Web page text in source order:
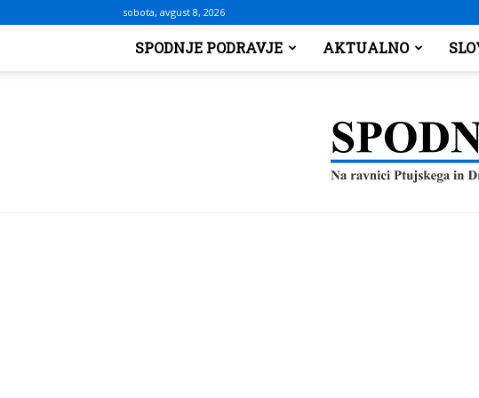
sobota, avgust 8, 2026
SPODNJE PODRAVJE AKTUALNO